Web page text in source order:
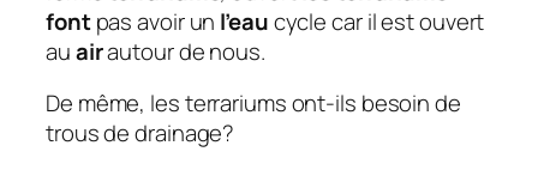
fontpas avoir un l’eaucycle car il est ouvert
auairautour de nous.
De même, les terrariums ont-ils besoin de
trous de drainage?